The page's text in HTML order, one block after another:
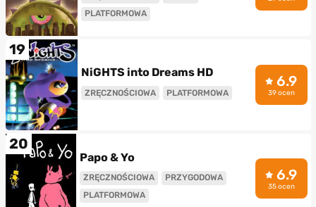
PLATFORMOWA
19
NiGHTS into Dreams HD
ZRĘCZNOŚCIOWA PLATFORMOWA
6.9
39 ocen
20
Papo & Yo
ZRĘCZNOŚCIOWA
PRZYGODOWA
PLATFORMOWA
6.9
35 ocen